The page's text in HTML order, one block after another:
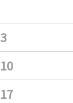
3
10
17